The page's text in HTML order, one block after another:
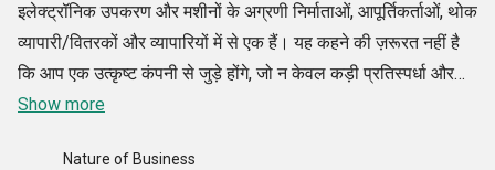
इलेक्ट्रॉनिक उपकरण और मशीनों के अग्रणी निर्माताओं, आपूर्तिकर्ताओं, थोक
व्यापारी/वितरकों और व्यापारियों में से एक हैं। यह कहने की ज़रूरत नहीं है
कि आप एक उत्कृष्ट कंपनी से जुड़े होंगे, जो न केवल कड़ी प्रतिस्पर्धा और
उच्च व्यावसायिकता के माहौल में आपके व्यवसाय की ज़रूरतों को पूरा करती
Show more
Nature of Business